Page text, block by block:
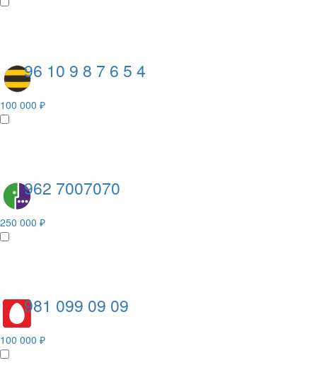
96 10 9 8 7 6 5 4
100 000 ₽
962 7007070
250 000 ₽
981 099 09 09
100 000 ₽